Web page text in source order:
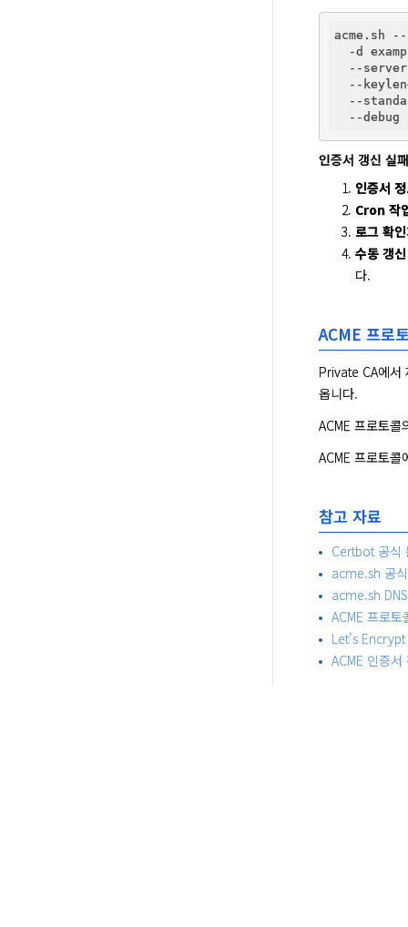
acme.sh
-d
--
--
--
인증서 갱신 실
인증서
Cron 작
로그 확인
수동 갱
다.
ACME 프로
Private CA에서
옵니다.
ACME 프로토
ACME 프로토
참고 자료
Certbot 공식
acme.sh 공
acme.sh
ACME 프로토
Let's
ACME 인증